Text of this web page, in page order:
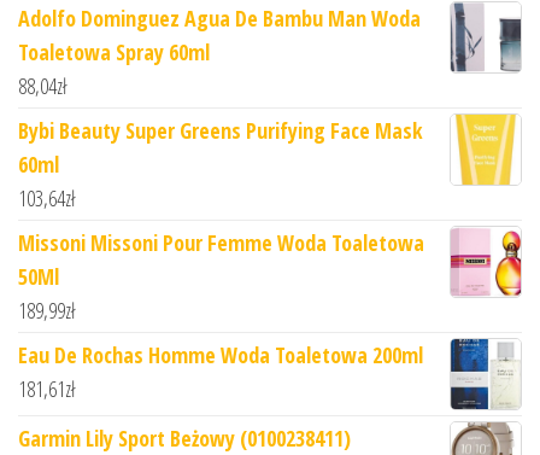
Adolfo Dominguez Agua De Bambu Man Woda
Toaletowa Spray 60ml
88,04zł
Bybi Beauty Super Greens Purifying Face Mask
60ml
103,64zł
Missoni Missoni Pour Femme Woda Toaletowa
50Ml
189,99zł
Eau De Rochas Homme Woda Toaletowa 200ml
181,61zł
Garmin Lily Sport Beżowy (0100238411)